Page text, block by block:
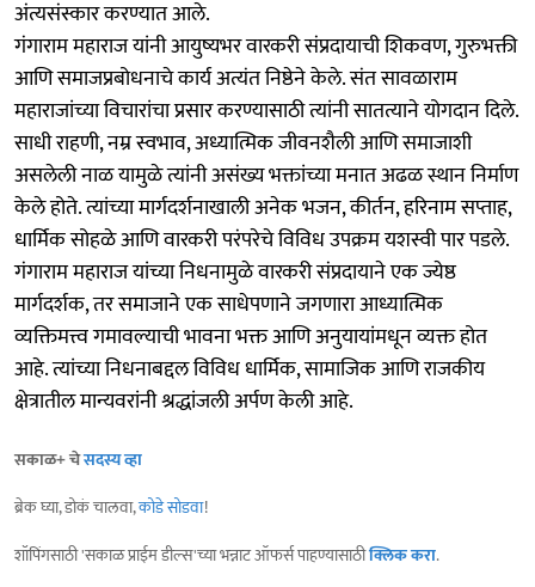
अंत्यसंस्कार करण्यात आले.
गंगाराम महाराज यांनी आयुष्यभर वारकरी संप्रदायाची शिकवण, गुरुभक्ती
आणि समाजप्रबोधनाचे कार्य अत्यंत निष्ठेने केले. संत सावळाराम
महाराजांच्या विचारांचा प्रसार करण्यासाठी त्यांनी सातत्याने योगदान दिले.
साधी राहणी, नम्र स्वभाव, अध्यात्मिक जीवनशैली आणि समाजाशी
असलेली नाळ यामुळे त्यांनी असंख्य भक्तांच्या मनात अढळ स्थान निर्माण
केले होते. त्यांच्या मार्गदर्शनाखाली अनेक भजन, कीर्तन, हरिनाम सप्ताह,
धार्मिक सोहळे आणि वारकरी परंपरेचे विविध उपक्रम यशस्वी पार पडले.
गंगाराम महाराज यांच्या निधनामुळे वारकरी संप्रदायाने एक ज्येष्ठ
मार्गदर्शक, तर समाजाने एक साधेपणाने जगणारा आध्यात्मिक
व्यक्तिमत्त्व गमावल्याची भावना भक्त आणि अनुयायांमधून व्यक्त होत
आहे. त्यांच्या निधनाबद्दल विविध धार्मिक, सामाजिक आणि राजकीय
क्षेत्रातील मान्यवरांनी श्रद्धांजली अर्पण केली आहे.
सकाळ+ चेसदस्य व्हा
ब्रेक घ्या, डोकं चालवा,कोडे सोडवा!
शॉपिंगसाठी 'सकाळ प्राईम डील्स'च्या भन्नाट ऑफर्स पाहण्यासाठीक्लिक करा.